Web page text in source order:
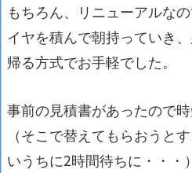
もちろん、リニューアルな
イヤを積んで朝持っていき
帰る方式でお手軽でした。
事前の見積書があったので時
（そこで替えてもらおうと
いうちに2時間待ちに・・・）